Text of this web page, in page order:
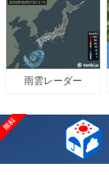
雨雲レーダー